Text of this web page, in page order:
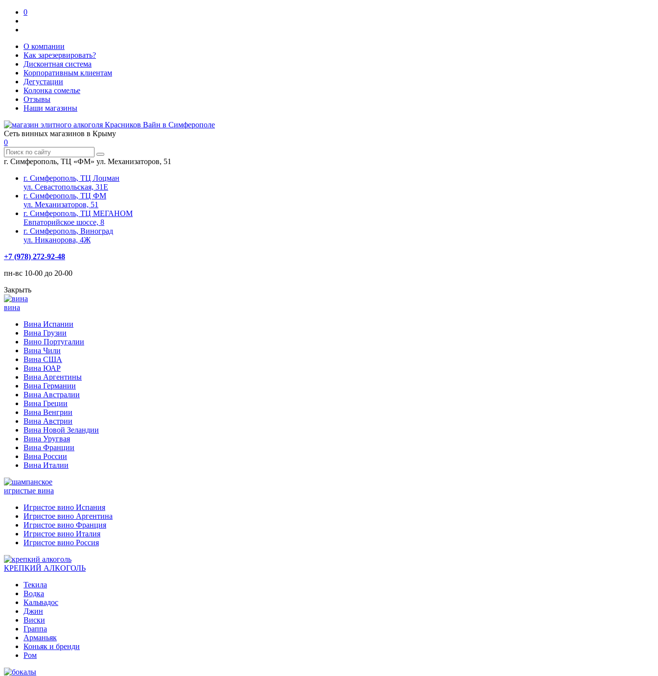
0
О компании
Как зарезервировать?
Дисконтная система
Корпоративным клиентам
Дегустации
Колонка сомелье
Отзывы
Наши магазины
Сеть винных магазинов в Крыму
0
г. Симферополь, ТЦ «ФМ» ул. Механизаторов, 51
г. Симферополь, ТЦ Лоцман
ул. Севастопольская, 31Е
г. Симферополь, ТЦ ФМ
ул. Механизаторов, 51
г. Симферополь, ТЦ МЕГАНОМ
Евпаторийское шоссе, 8
г. Симферополь, Виноград
ул. Никанорова, 4Ж
+7 (978) 272-92-48
пн-вс 10-00 до 20-00
Закрыть
вина
Вина Испании
Вина Грузии
Вино Португалии
Вина Чили
Вина США
Вина ЮАР
Вина Аргентины
Вина Германии
Вина Австралии
Вина Греции
Вина Венгрии
Вина Австрии
Вина Новой Зеландии
Вина Уругвая
Вина Франции
Вина России
Вина Италии
игристые вина
Игристое вино Испания
Игристое вино Аргентина
Игристое вино Франция
Игристое вино Италия
Игристое вино Россия
КРЕПКИЙ АЛКОГОЛЬ
Текила
Водка
Кальвадос
Джин
Виски
Граппа
Арманьяк
Коньяк и бренди
Ром